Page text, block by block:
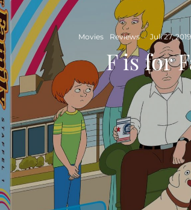
Movies Reviews · Juli 27, 2019
F is for